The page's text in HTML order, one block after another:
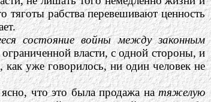
тяготы рабства перевешивают ценность
состояние войны между законным
власти, с одной стороны, и
как уже говорилось, ни один человек не
что это была продажа натяжелую